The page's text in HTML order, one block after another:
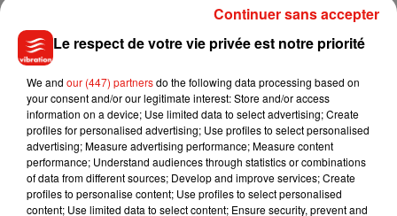
Musique
7 août 2026
Julien Lieb s’essaye à la vie de chatelain
dans son nouveau clip
Le respect de votre vie privée est notre priorité
We and our (447) partnersdo the following data processing based on
your consent and/or our legitimate interest: Store and/or access
information on a device; Use limited data to select advertising; Create
profiles for personalised advertising; Use profiles to select personalised
advertising; Measure advertising performance; Measure content
performance; Understand audiences through statistics or combinations
of data from different sources; Develop and improve services; Create
profiles to personalise content; Use profiles to select personalised
content; Use limited data to select content; Ensure security, prevent and
Continuer sans accepter